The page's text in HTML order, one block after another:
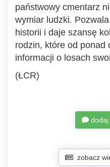
państwowy cmentarz
wymiar ludzki.
historii i daje szansę
rodzin, które od ponad
informacji o losach
(ŁCR)
zobacz